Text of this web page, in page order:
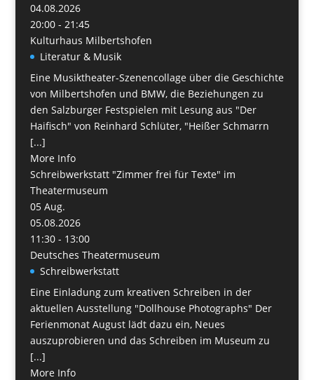
04.08.2026
20:00 - 21:45
Kulturhaus Milbertshofen
Literatur & Musik
Eine Musiktheater-Szenencollage über die Geschichte
von Milbertshofen und BMW, die Beziehungen zu
den Salzburger Festspielen mit Lesung aus "Der
Haifisch" von Reinhard Schlüter, "Heißer Schmarrn
[...]
More Info
Schreibwerkstatt "Zimmer frei für Texte" im
Theatermuseum
05 Aug.
05.08.2026
11:30 - 13:00
Deutsches Theatermuseum
Schreibwerkstatt
Eine Einladung zum kreativen Schreiben in der
aktuellen Ausstellung "Dollhouse Photographs" Der
Ferienmonat August lädt dazu ein, Neues
auszuprobieren und das Schreiben im Museum zu
[...]
More Info